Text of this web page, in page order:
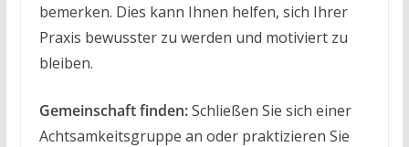
bemerken. Dies kann Ihnen helfen, sich Ihrer
Praxis bewusster zu werden und motiviert zu
bleiben.
Gemeinschaft finden:Schließen Sie sich einer
Achtsamkeitsgruppe an oder praktizieren Sie